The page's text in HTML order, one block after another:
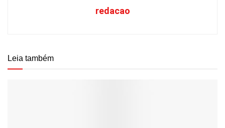
redacao
Leia também